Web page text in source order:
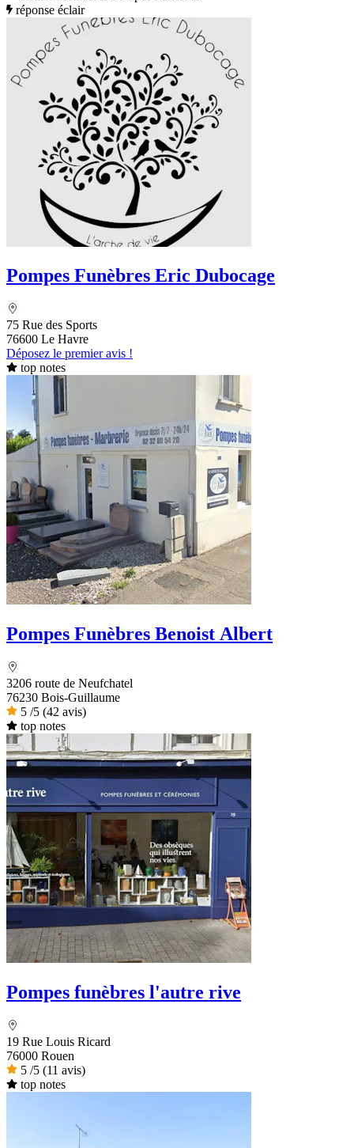
réponse éclair
Pompes Funèbres Eric Dubocage
75 Rue des Sports
76600 Le Havre
Déposez le premier avis !
top notes
Pompes Funèbres Benoist Albert
3206 route de Neufchatel
76230 Bois-Guillaume
5 /5 (42 avis)
top notes
Pompes funèbres l'autre rive
19 Rue Louis Ricard
76000 Rouen
5 /5 (11 avis)
top notes